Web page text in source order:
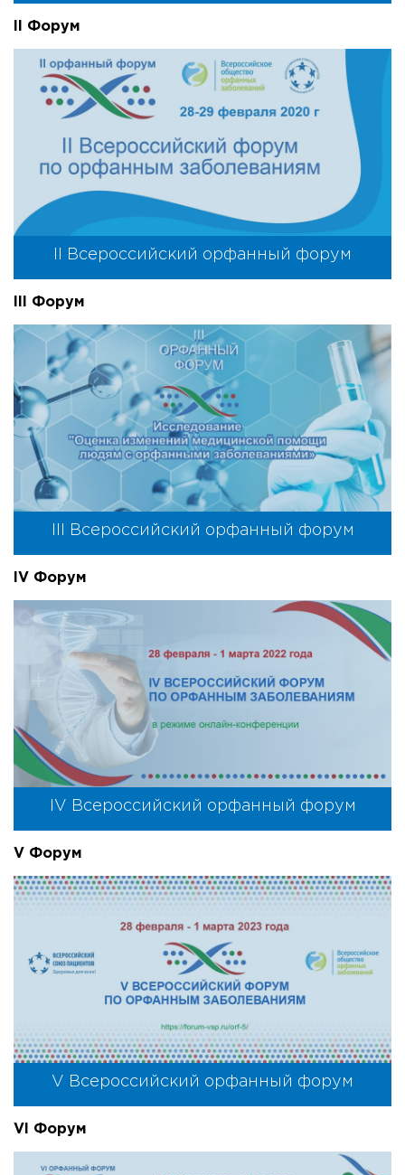
II Форум
II Всероссийский орфанный форум
III Форум
III Всероссийский орфанный форум
IV Форум
IV Всероссийский орфанный форум
V Форум
V Всероссийский орфанный форум
VI Форум